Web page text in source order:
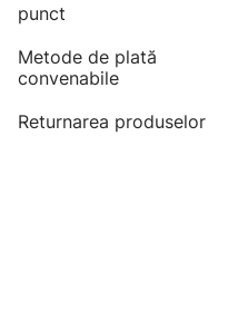
punct
Metode de plată
convenabile
Returnarea produselor